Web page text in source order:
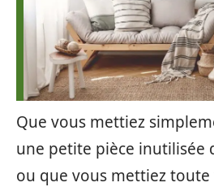
Que vous mettiez
une petite pièce inutilisée
ou que vous mettiez